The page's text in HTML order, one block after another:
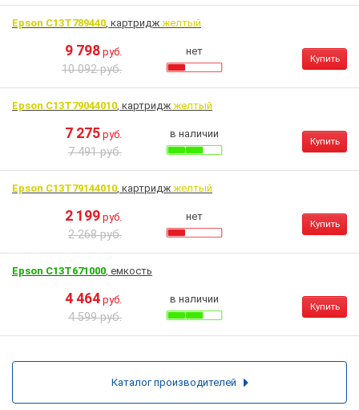
Epson C13T789440, картридж желтый
9 798 руб.
10 092 руб.
нет
Купить
Epson C13T79044010, картридж желтый
7 275 руб.
7 491 руб.
в наличии
Купить
Epson C13T79144010, картридж желтый
2 199 руб.
2 268 руб.
нет
Купить
Epson C13T671000, емкость
4 464 руб.
4 599 руб.
в наличии
Купить